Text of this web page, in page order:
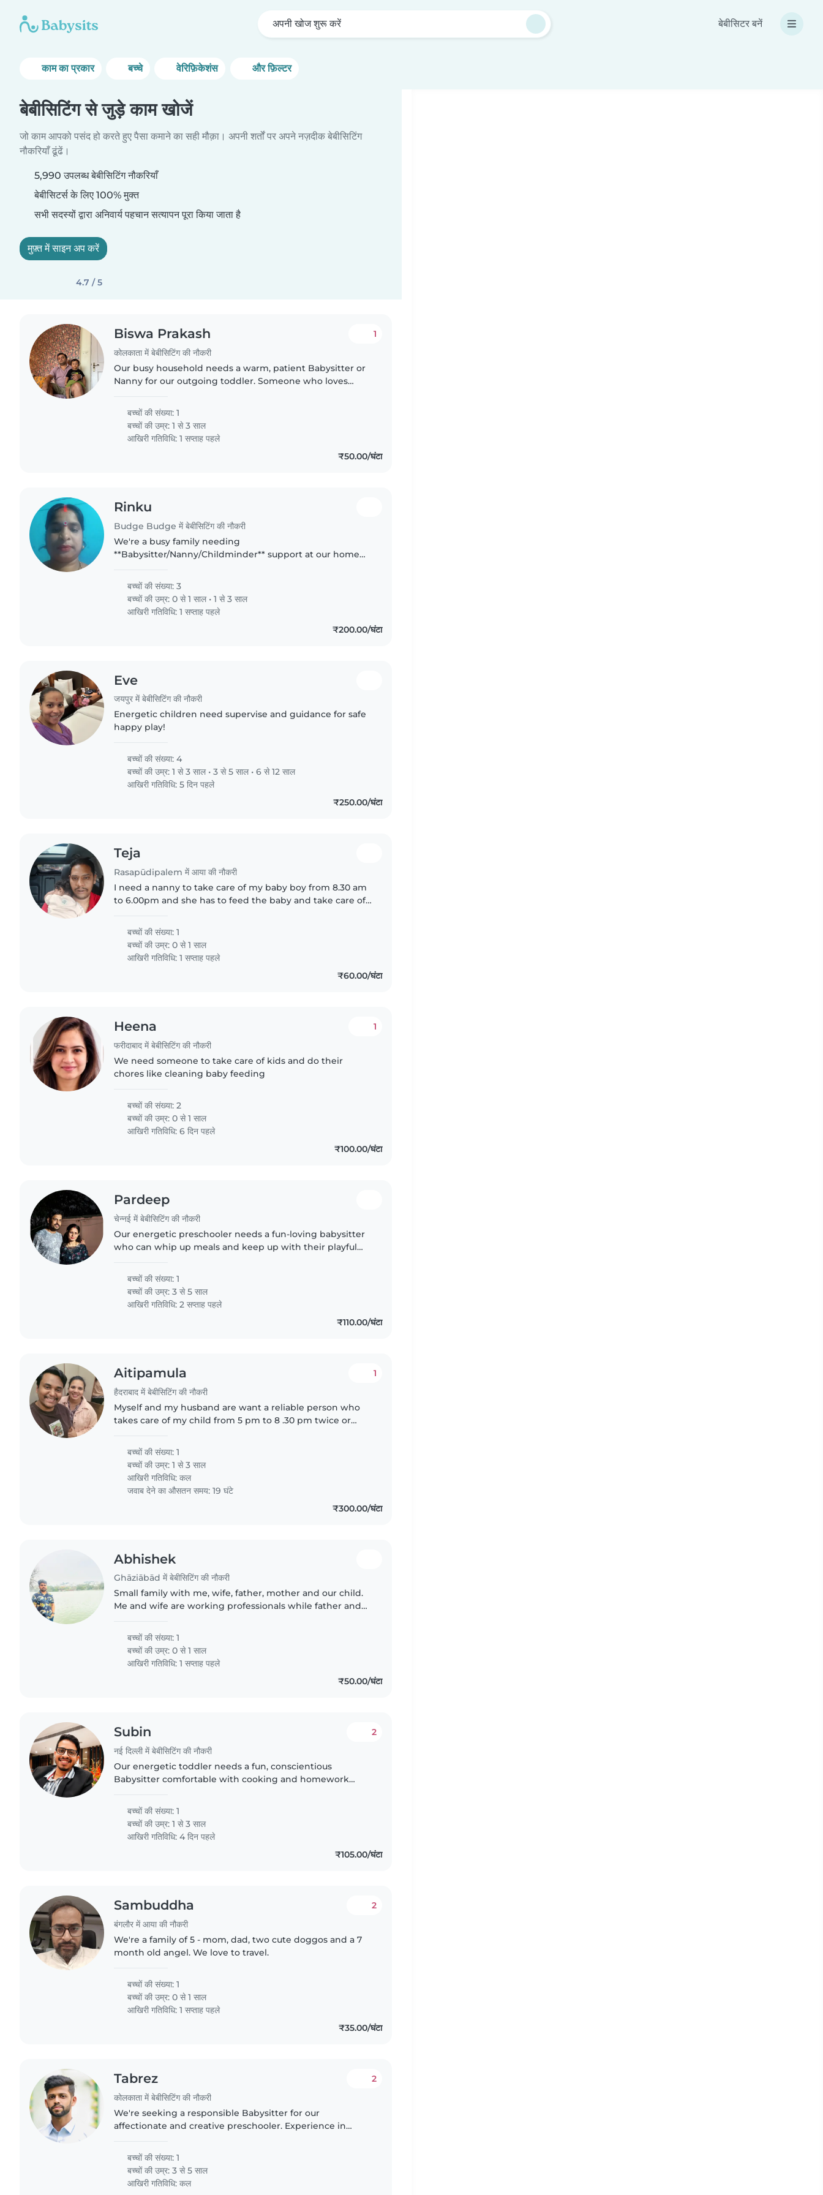
अपनी खोज शुरू करें बेबीसिटर बनें
काम का प्रकार बच्चे वेरिफ़िकेशंस और फ़िल्टर
बेबीसिटिंग से जुड़े काम खोजें
जो काम आपको पसंद हो करते हुए पैसा कमाने का सही मौक़ा। अपनी शर्तों पर अपने नज़दीक बेबीसिटिंग
नौकरियाँ ढूंढें।
5,990 उपलब्ध बेबीसिटिंग नौकरियाँ
बेबीसिटर्स के लिए 100% मुक्त
सभी सदस्यों द्वारा अनिवार्य पहचान सत्यापन पूरा किया जाता है
मुफ़्त में साइन अप करें
4.7 / 5
Biswa Prakash
कोलकाता में बेबीसिटिंग की नौकरी
1
Our busy household needs a warm, patient Babysitter or
Nanny for our outgoing toddler. Someone who loves
बच्चों की संख्या: 1
बच्चों की उम्र:1 से 3 साल
आखिरी गतिविधि: 1 सप्ताह पहले
₹50.00/घंटा
Rinku
Budge Budge में बेबीसिटिंग की नौकरी
We're a busy family needing
**Babysitter/Nanny/Childminder** support at our home
endlessly chatty. A caregiver comfortable with..
बच्चों की संख्या: 3
बच्चों की उम्र:0 से 1 साल •1 से 3 साल
आखिरी गतिविधि: 1 सप्ताह पहले
₹200.00/घंटा
Eve
जयपुर में बेबीसिटिंग की नौकरी
Energetic children need supervise and guidance for safe
happy play!
बच्चों की संख्या: 4
बच्चों की उम्र:1 से 3 साल •3 से 5 साल •6 से 12 साल
आखिरी गतिविधि: 5 दिन पहले
₹250.00/घंटा
Teja
Rasapūdipalem में आया की नौकरी
I need a nanny to take care of my baby boy from 8.30 am
to 6.00pm and she has to feed the baby and take care of
बच्चों की संख्या: 1
बच्चों की उम्र:0 से 1 साल
आखिरी गतिविधि: 1 सप्ताह पहले
₹60.00/घंटा
Heena
फरीदाबाद में बेबीसिटिंग की नौकरी
1
We need someone to take care of kids and do their
chores like cleaning baby feeding
बच्चों की संख्या: 2
बच्चों की उम्र:0 से 1 साल
आखिरी गतिविधि: 6 दिन पहले
₹100.00/घंटा
Pardeep
चेन्नई में बेबीसिटिंग की नौकरी
Our energetic preschooler needs a fun-loving babysitter
who can whip up meals and keep up with their playful
to host at our..
बच्चों की संख्या: 1
बच्चों की उम्र:3 से 5 साल
आखिरी गतिविधि: 2 सप्ताह पहले
₹110.00/घंटा
Aitipamula
हैदराबाद में बेबीसिटिंग की नौकरी
1
Myself and my husband are want a reliable person who
takes care of my child from 5 pm to 8 .30 pm twice or
come would be more..
बच्चों की संख्या: 1
बच्चों की उम्र:1 से 3 साल
आखिरी गतिविधि: कल
जवाब देने का औसतन समय: 19 घंटे
₹300.00/घंटा
Abhishek
Ghāziābād में बेबीसिटिंग की नौकरी
Small family with me, wife, father, mother and our child.
Me and wife are working professionals while father and
बच्चों की संख्या: 1
बच्चों की उम्र:0 से 1 साल
आखिरी गतिविधि: 1 सप्ताह पहले
₹50.00/घंटा
Subin
नई दिल्ली में बेबीसिटिंग की नौकरी
2
Our energetic toddler needs a fun, conscientious
Babysitter comfortable with cooking and homework
will keep little hands and..
बच्चों की संख्या: 1
बच्चों की उम्र:1 से 3 साल
आखिरी गतिविधि: 4 दिन पहले
₹105.00/घंटा
Sambuddha
बंगलौर में आया की नौकरी
2
We're a family of 5 - mom, dad, two cute doggos and a 7
month old angel. We love to travel.
बच्चों की संख्या: 1
बच्चों की उम्र:0 से 1 साल
आखिरी गतिविधि: 1 सप्ताह पहले
₹35.00/घंटा
Tabrez
कोलकाता में बेबीसिटिंग की नौकरी
2
We're seeking a responsible Babysitter for our
affectionate and creative preschooler. Experience in
welcoming, and we look forward..
बच्चों की संख्या: 1
बच्चों की उम्र:3 से 5 साल
आखिरी गतिविधि: कल